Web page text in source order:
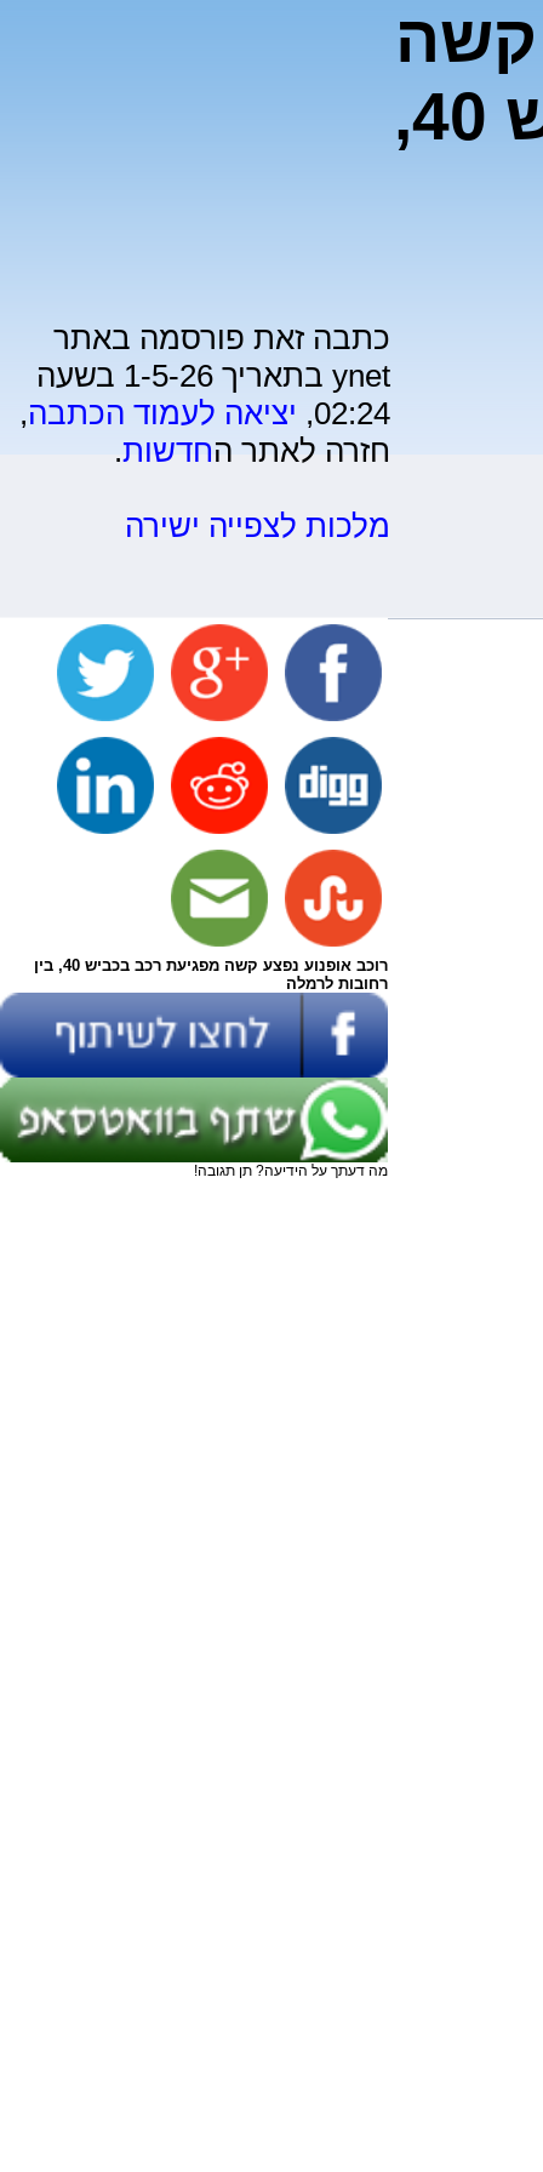
קשה
מפגיעת רכב בכביש 40,
כתבה זאת פורסמה באתר
ynet בתאריך 1-5-26 בשעה
02:24, יציאה לעמוד הכתבה,
חזרה לאתר החדשות.
מלכות לצפייה ישירה
רוכב אופנוע נפצע קשה מפגיעת רכב בכביש 40, בין
רחובות לרמלה
מה דעתך על הידיעה? תן תגובה!